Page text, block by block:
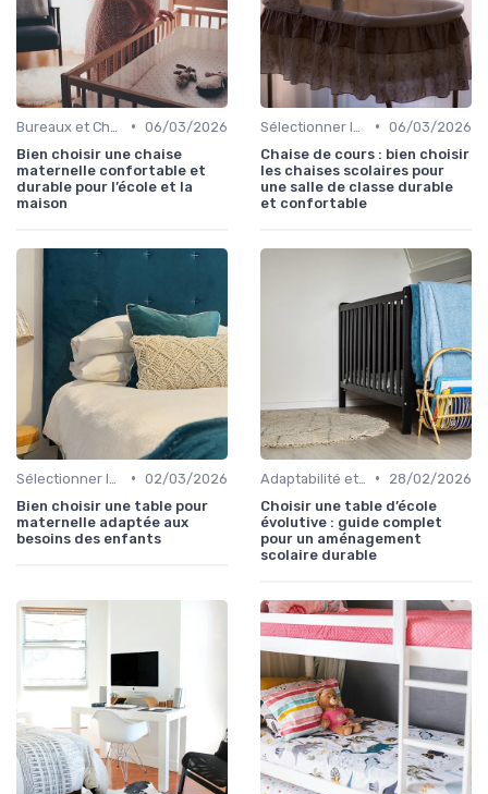
• 06/03/2026
Bien choisir une chaise
maternelle confortable et
durable pour l’école et la
maison
• 06/03/2026
Chaise de cours : bien choisir
les chaises scolaires pour
une salle de classe durable
et confortable
• 02/03/2026
Bien choisir une table pour
maternelle adaptée aux
besoins des enfants
•
28/02/2026
Choisir une table d’école
évolutive : guide complet
pour un aménagement
scolaire durable